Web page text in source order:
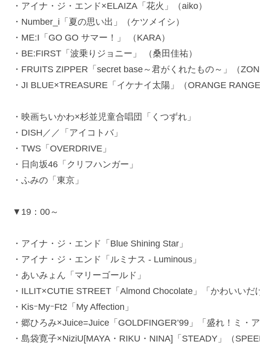
・アイナ・ジ・エンド×ELAIZA「花火」（aiko）
・Number_i「夏の思い出」（ケツメイシ）
・ME:I「GO GO サマー！」 （KARA）
・BE:FIRST「波乗りジョニー」 （桑田佳祐）
・FRUITS ZIPPER「secret base～君がくれたもの～」（
・JI BLUE×TREASURE「イケナイ太陽」（ORANGE RANGE
・映画ちいかわ×杉並児童合唱団「くつずれ」
・DISH／／「アイコトバ」
・TWS「OVERDRIVE」
・日向坂46「クリフハンガー」
・ふみの「東京」
▼19：00～
・アイナ・ジ・エンド「Blue Shining Star」
・アイナ・ジ・エンド「ルミナス - Luminous」
・あいみょん「マリーゴールド」
・ILLIT×CUTIE STREET「Almond Chocolate」「かわいいだ
・KisｰMyｰFt2「My Affection」
・郷ひろみ×Juice=Juice「GOLDFINGER’99」「盛れ！ミ・ア
・島袋寛子×NiziU[MAYA・RIKU・NINA]「STEADY」（